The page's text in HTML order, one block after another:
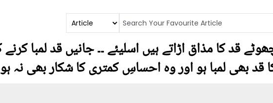
قد بھی لمبا ہو اور وہ احساسِ کمتری کا شکار بھی نہ ہو